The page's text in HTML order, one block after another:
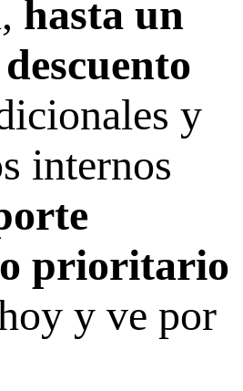
hasta un
y
internos
prioritario
y ve por